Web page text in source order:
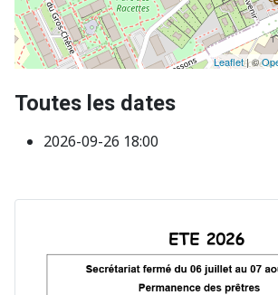
Leaflet| ©
Toutes les dates
2026-09-26 18:00